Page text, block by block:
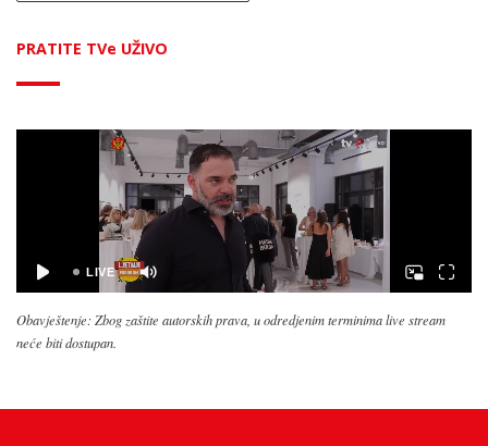
PRATITE TVe UŽIVO
Obavještenje: Zbog zaštite autorskih prava, u odredjenim terminima live stream
neće biti dostupan.